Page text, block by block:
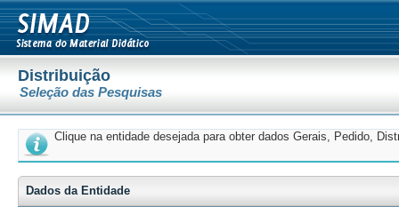
Distribuição
Seleção das Pesquisas
Clique na entidade desejada para obter dados Gerais, Pedido,
Dados da Entidade